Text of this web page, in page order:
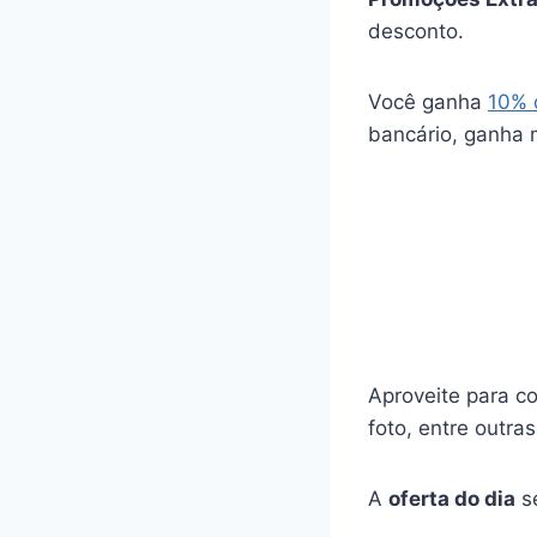
desconto.
Você ganha 10%
bancário, ganha
Aproveite para
foto, entre
A oferta do dia